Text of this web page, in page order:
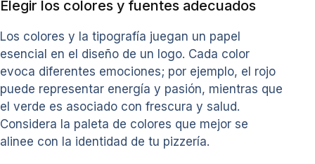
Elegir los colores y fuentes adecuados
Los colores y la tipografía juegan un papel
esencial en el diseño de un logo. Cada color
evoca diferentes emociones; por ejemplo, el rojo
puede representar energía y pasión, mientras que
el verde es asociado con frescura y salud.
Considera la paleta de colores que mejor se
alinee con la identidad de tu pizzería.